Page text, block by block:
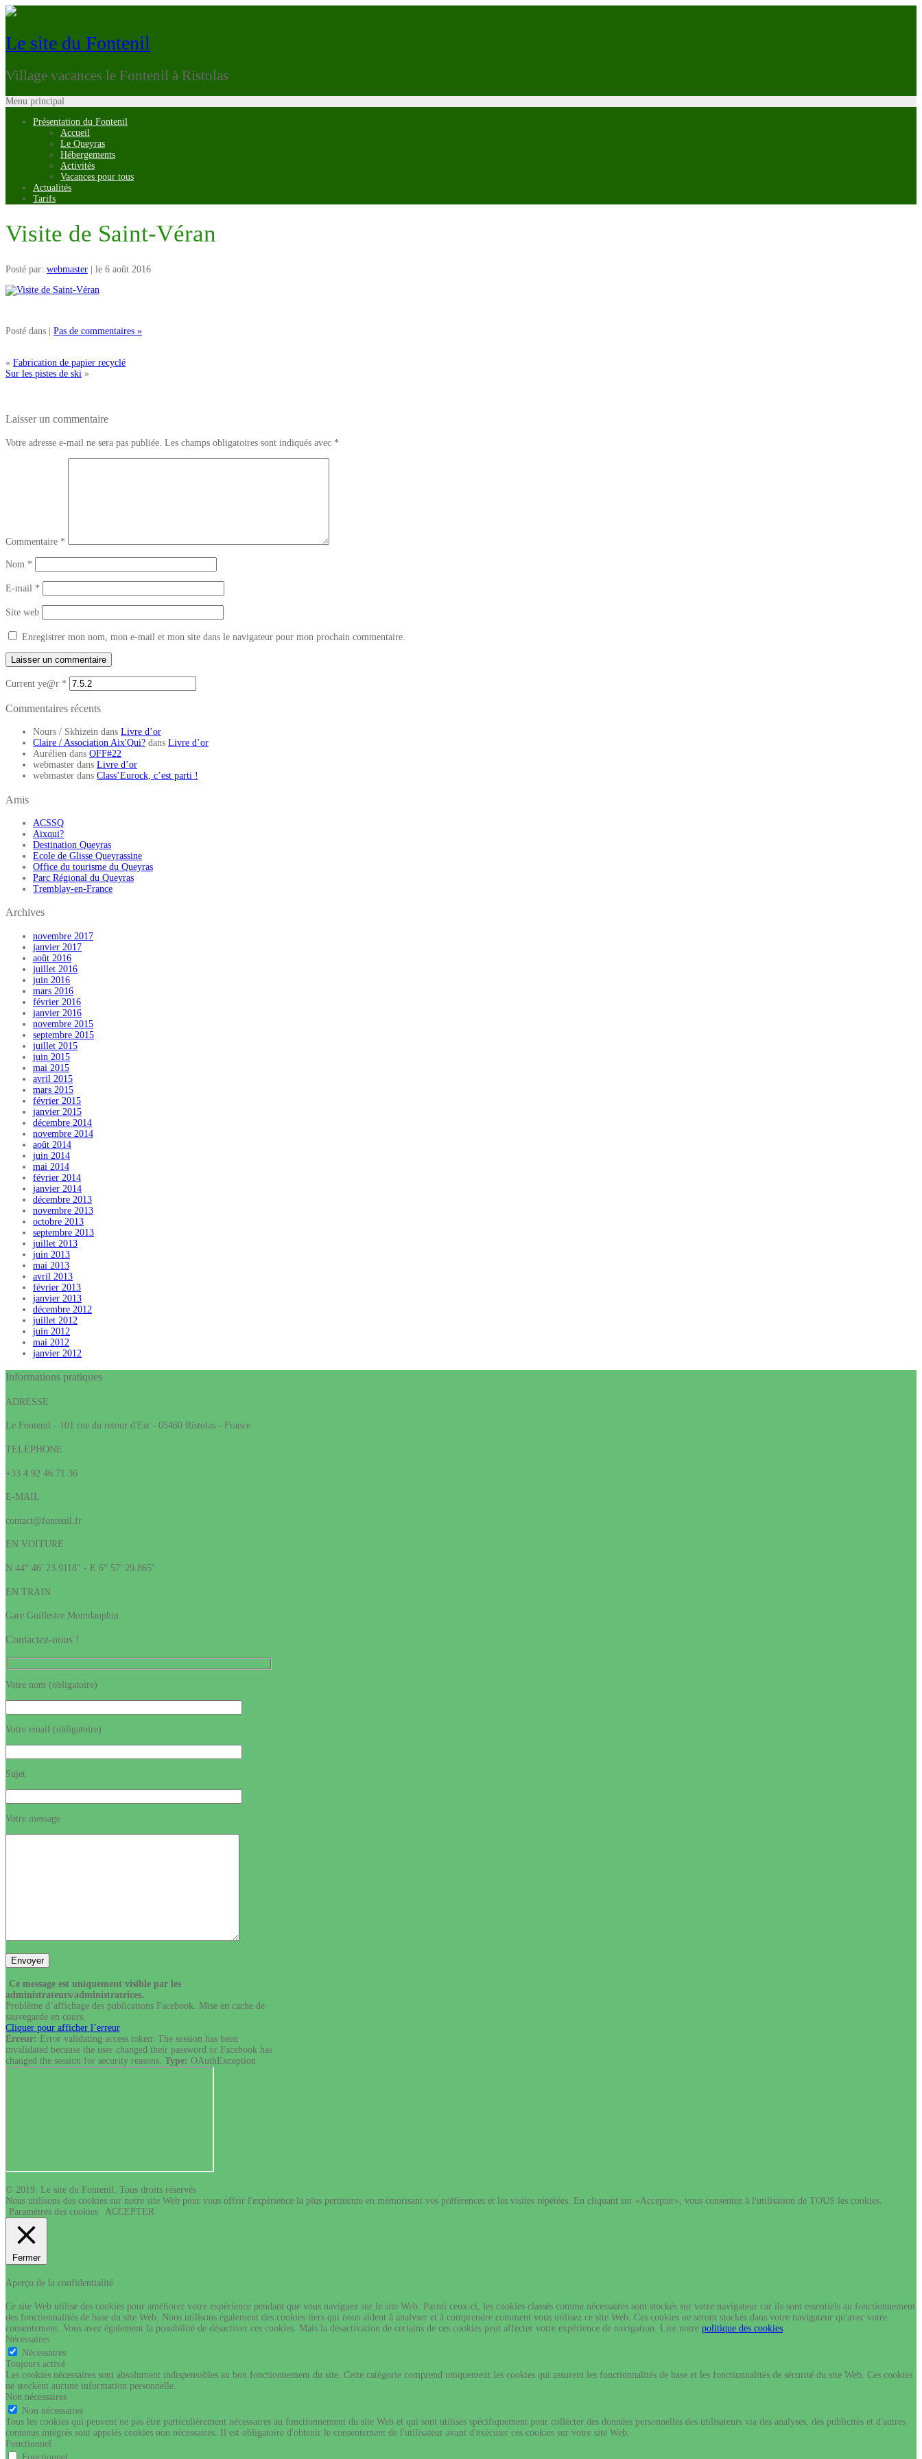
Le site du Fontenil
Village vacances le Fontenil à Ristolas
Menu principal
Présentation du Fontenil
Accueil
Le Queyras
Hébergements
Activités
Vacances pour tous
Actualités
Tarifs
Visite de Saint-Véran
Posté par: webmaster | le 6 août 2016
Posté dans | Pas de commentaires »
« Fabrication de papier recyclé
Sur les pistes de ski »
Laisser un commentaire
Votre adresse e-mail ne sera pas publiée. Les champs obligatoires sont indiqués avec *
Commentaire *
Nom *
E-mail *
Site web
Enregistrer mon nom, mon e-mail et mon site dans le navigateur pour mon prochain commentaire.
Current ye@r *
Commentaires récents
Nours / Skhizein dans Livre d’or
Claire / Association Aix'Qui? dans Livre d’or
Aurélien dans OFF#22
webmaster dans Livre d’or
webmaster dans Class’Eurock, c’est parti !
Amis
ACSSQ
Aixqui?
Destination Queyras
Ecole de Glisse Queyrassine
Office du tourisme du Queyras
Parc Régional du Queyras
Tremblay-en-France
Archives
novembre 2017
janvier 2017
août 2016
juillet 2016
juin 2016
mars 2016
février 2016
janvier 2016
novembre 2015
septembre 2015
juillet 2015
juin 2015
mai 2015
avril 2015
mars 2015
février 2015
janvier 2015
décembre 2014
novembre 2014
août 2014
juin 2014
mai 2014
février 2014
janvier 2014
décembre 2013
novembre 2013
octobre 2013
septembre 2013
juillet 2013
juin 2013
mai 2013
avril 2013
février 2013
janvier 2013
décembre 2012
juillet 2012
juin 2012
mai 2012
janvier 2012
Informations pratiques
ADRESSE
Le Fontenil - 101 rue du retour d'Est - 05460 Ristolas - France
TELEPHONE
+33 4 92 46 71 36
E-MAIL
contact@fontenil.fr
EN VOITURE
N 44° 46' 23.9118'' - E 6° 57' 29.865''
EN TRAIN
Gare Guillestre Montdauphin
Contactez-nous !
Votre nom (obligatoire)
Votre email (obligatoire)
Sujet
Votre message
Ce message est uniquement visible par les
administrateurs/administratrices.
Problème d’affichage des publications Facebook. Mise en cache de
sauvegarde en cours.
Cliquer pour afficher l’erreur
Erreur: Error validating access token: The session has been
invalidated because the user changed their password or Facebook has
changed the session for security reasons. Type: OAuthException
© 2019: Le site du Fontenil, Tous droits réservés
Nous utilisons des cookies sur notre site Web pour vous offrir l'expérience la plus pertinente en mémorisant vos préférences et les visites répétées. En cliquant sur «Accepter», vous consentez à l'utilisation de TOUS les cookies.
Paramètres des cookies
ACCEPTER
Fermer
Aperçu de la confidentialité
Ce site Web utilise des cookies pour améliorer votre expérience pendant que vous naviguez sur le site Web. Parmi ceux-ci, les cookies classés comme nécessaires sont stockés sur votre navigateur car ils sont essentiels au fonctionnement
des fonctionnalités de base du site Web. Nous utilisons également des cookies tiers qui nous aident à analyser et à comprendre comment vous utilisez ce site Web. Ces cookies ne seront stockés dans votre navigateur qu'avec votre
consentement. Vous avez également la possibilité de désactiver ces cookies. Mais la désactivation de certains de ces cookies peut affecter votre expérience de navigation. Lire notre politique des cookies.
Nécessaires
Nécessaires
Toujours activé
Les cookies nécessaires sont absolument indispensables au bon fonctionnement du site. Cette catégorie comprend uniquement les cookies qui assurent les fonctionnalités de base et les fonctionnalités de sécurité du site Web. Ces cookies
ne stockent aucune information personnelle.
Non nécessaires
Non nécessaires
Tous les cookies qui peuvent ne pas être particulièrement nécessaires au fonctionnement du site Web et qui sont utilisés spécifiquement pour collecter des données personnelles des utilisateurs via des analyses, des publicités et d'autres
contenus intégrés sont appelés cookies non nécessaires. Il est obligatoire d'obtenir le consentement de l'utilisateur avant d'exécuter ces cookies sur votre site Web.
Fonctionnel